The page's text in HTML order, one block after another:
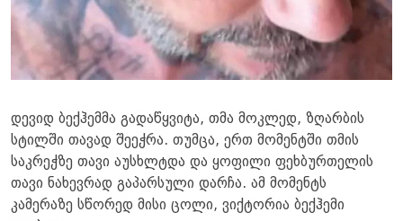
დევიდ ბექჰემმა გადაწყვიტა, თმა მოკლედ, ზღარბის
სტილში თავად შეეჭრა. თუმცა, ერთ მომენტში თმის
საკრეჭზე თავი აუსხლტდა და ყოფილი ფეხბურთელის
თავი ნახევრად გაპარსული დარჩა. ამ მომენტს
კამერაზე სწორედ მისი ცოლი, ვიქტორია ბექჰემი